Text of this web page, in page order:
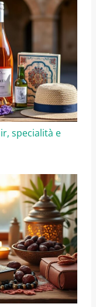
specialità e